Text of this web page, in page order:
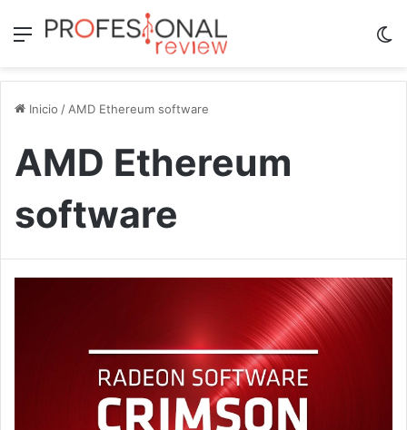
Menú
Inicio /AMD Ethereum software
AMD Ethereum
software